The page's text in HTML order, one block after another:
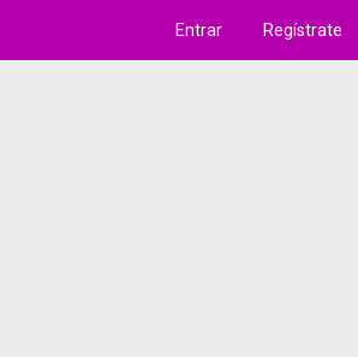
Entrar Regístrate